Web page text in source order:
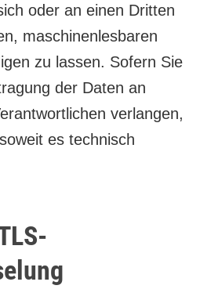
oder an einen Dritten
maschinenlesbaren
zu lassen. Sofern Sie
der Daten an
verlangen,
es technisch